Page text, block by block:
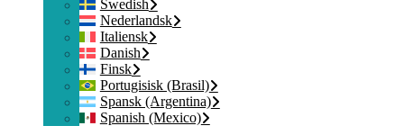
Swedish
Nederlandsk
Italiensk
Danish
Finsk
Portugisisk (Brasil)
Spansk (Argentina)
Spanish (Mexico)